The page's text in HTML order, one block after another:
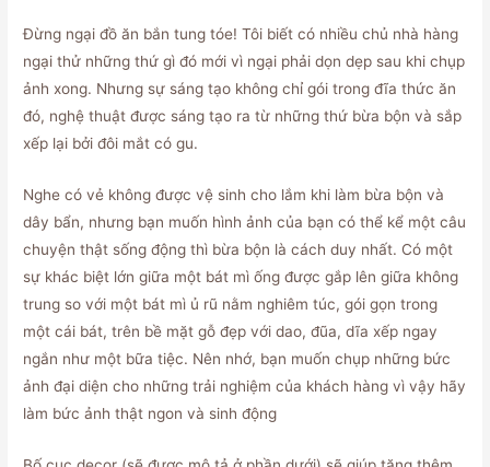
Đừng ngại đồ ăn bắn tung tóe! Tôi biết có nhiều chủ nhà hàng
ngại thử những thứ gì đó mới vì ngại phải dọn dẹp sau khi chụp
ảnh xong. Nhưng sự sáng tạo không chỉ gói trong đĩa thức ăn
đó, nghệ thuật được sáng tạo ra từ những thứ bừa bộn và sắp
xếp lại bởi đôi mắt có gu.
Nghe có vẻ không được vệ sinh cho lắm khi làm bừa bộn và
dây bẩn, nhưng bạn muốn hình ảnh của bạn có thể kể một câu
chuyện thật sống động thì bừa bộn là cách duy nhất. Có một
sự khác biệt lớn giữa một bát mì ống được gắp lên giữa không
trung so với một bát mì ủ rũ nằm nghiêm túc, gói gọn trong
một cái bát, trên bề mặt gỗ đẹp với dao, đũa, dĩa xếp ngay
ngắn như một bữa tiệc. Nên nhớ, bạn muốn chụp những bức
ảnh đại diện cho những trải nghiệm của khách hàng vì vậy hãy
làm bức ảnh thật ngon và sinh động